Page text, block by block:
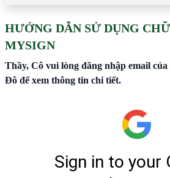
HƯỚNG DẪN SỬ DỤNG
MYSIGN
Thầy, Cô vui lòng đăng nhập email
Đô để xem thông tin chi tiết.